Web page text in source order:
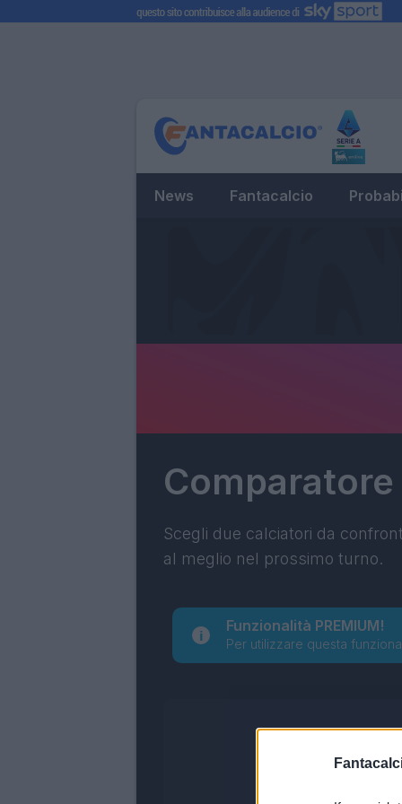
News Fantacalcio
Comparatore
Scegli due calciatori da
al meglio nel prossimo turno.
Funzionalità PREMIUM!
Per utilizzare questa